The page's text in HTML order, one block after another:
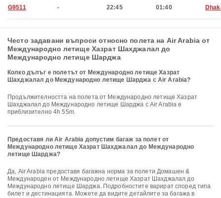
G9511 - 22:45 01:40
Често задавани въпроси относно полета на Air Arabia от
Международно летище Хазрат Шахджалал до
Международно летище Шарджа
Колко дълъг е полетът от Международно летище Хазрат
Шахджалал до Международно летище Шарджа с Air Arabia?
Продължителността на полета от Международно летище Хазрат
Шахджалал до Международно летище Шарджа с Air Arabia е
приблизително 4h 55m.
Предоставя ли Air Arabia допустим багаж за полет от
Международно летище Хазрат Шахджалал до Международно
летище Шарджа?
Да, Air Arabia предоставя багажна норма за полети Домашен &
Международен от Международно летище Хазрат Шахджалал до
Международно летище Шарджа. Подробностите варират според типа
билет и дестинацията. Можете да видите детайлите за багажа в